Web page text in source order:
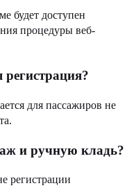
будет доступен
процедуры веб-
регистрация?
для пассажиров не
и ручную кладь?
регистрации